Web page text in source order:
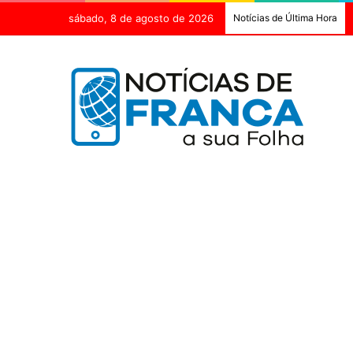
sábado, 8 de agosto de 2026 Notícias de Última Hora